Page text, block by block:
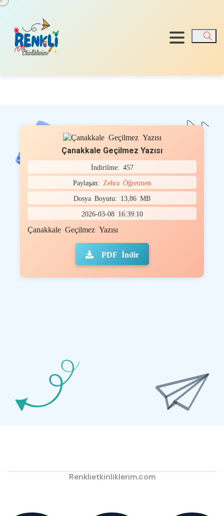
Ara
Çanakkale Geçilmez Yazısı
İndirilme: 457
Paylaşan: Zehra Öğretmen
Dosya Boyutu: 13,86 MB
2026-03-08 16:39:10
Çanakkale Geçilmez Yazısı
PDF İndir
Renklietkinliklerim.com